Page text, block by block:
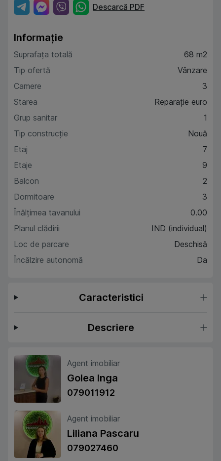
Descarcă PDF
Informație
Suprafața totală
68 m2
Tip ofertă
Vânzare
Camere
3
Starea
Reparație euro
Grup sanitar
1
Tip construcție
Nouă
Etaj
7
Etaje
9
Balcon
2
Dormitoare
3
Înălțimea tavanului
0.00
Planul clădirii
IND (individual)
Loc de parcare
Deschisă
Încălzire autonomă
Da
Caracteristici
Descriere
Agent imobiliar
Golea Inga
079011912
Agent imobiliar
Liliana Pascaru
079027460